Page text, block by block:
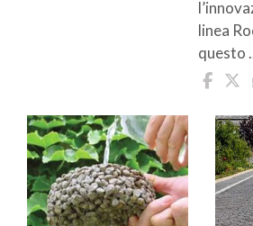
linea
questo